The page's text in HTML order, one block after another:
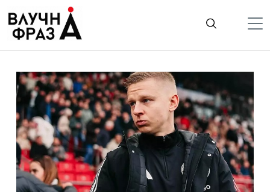
содержимому
Гроші
Життя
Лайфстайл
ТехноНаука
Людина